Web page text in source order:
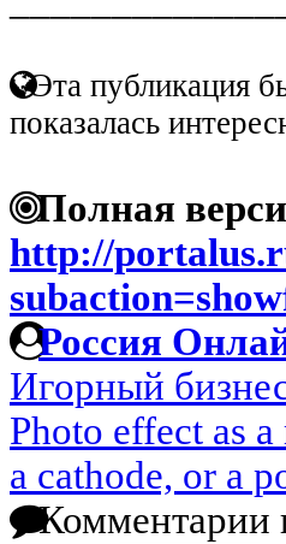
Эта публикация
показалась
Полная
http://
Россия
Игорный
Photo effect as
a cathode, or a
Комментарии